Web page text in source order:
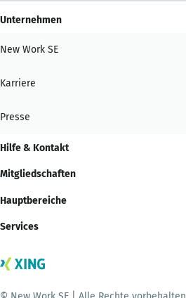
Unternehmen
New Work SE
Karriere
Presse
Hilfe & Kontakt
Mitgliedschaften
Hauptbereiche
Services